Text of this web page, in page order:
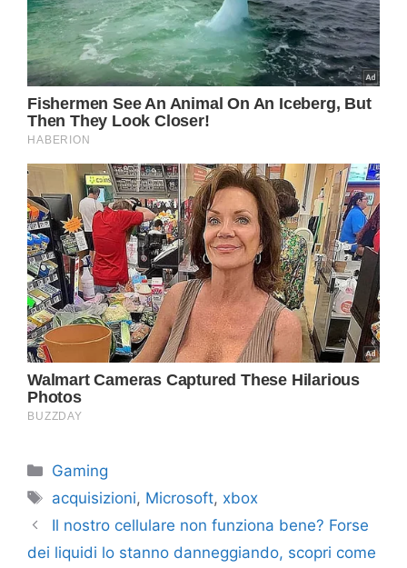
Categorie
Gaming
Tag
acquisizioni, Microsoft, xbox
Il nostro cellulare non funziona bene? Forse
dei liquidi lo stanno danneggiando, scopri come